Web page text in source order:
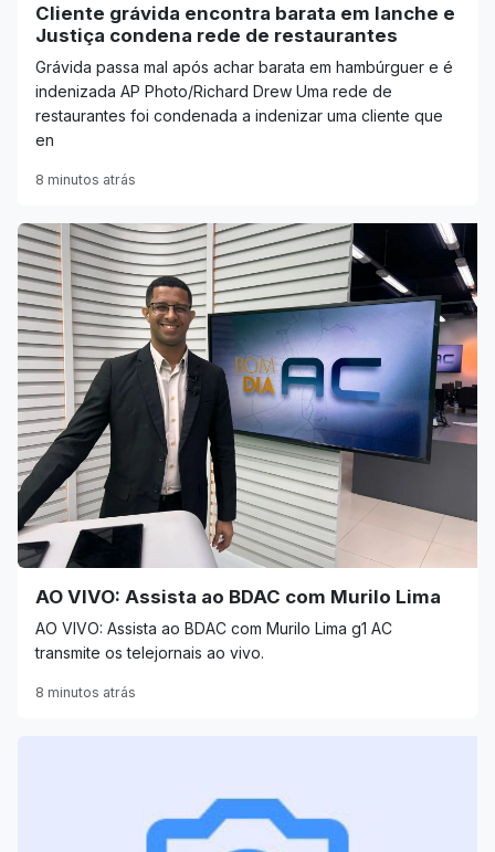
Cliente grávida encontra barata em lanche e
Justiça condena rede de restaurantes
Grávida passa mal após achar barata em hambúrguer e é
indenizada AP Photo/Richard Drew Uma rede de
restaurantes foi condenada a indenizar uma cliente que
en
8 minutos atrás
AO VIVO: Assista ao BDAC com Murilo Lima
AO VIVO: Assista ao BDAC com Murilo Lima g1 AC
transmite os telejornais ao vivo.
8 minutos atrás